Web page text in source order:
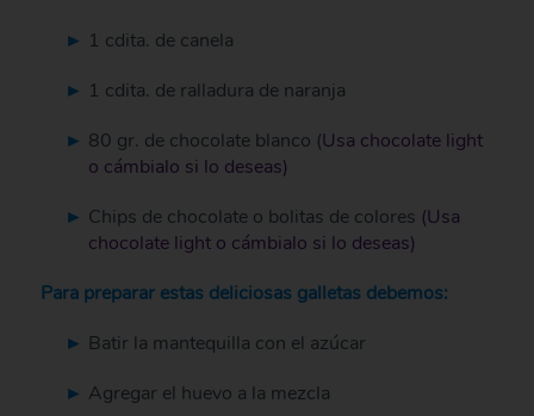
1 cdita. de canela
1 cdita. de ralladura de naranja
80 gr. de chocolate blanco (Usa chocolate light
o cámbialo si lo deseas)
Chips de chocolate o bolitas de colores (Usa
chocolate light o cámbialo si lo deseas)
Para preparar estas deliciosas galletas debemos:
Batir la mantequilla con el azúcar
Agregar el huevo a la mezcla